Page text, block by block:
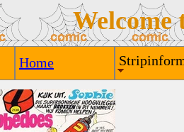
Welcome
Home